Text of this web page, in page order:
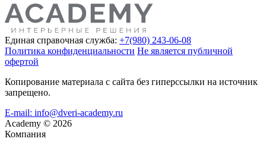
Единая справочная служба: +7(980) 243-06-08
Политика конфиденциальности Не является публичной
офертой
Копирование материала с сайта без гиперссылки на источник
запрещено.
E-mail: info@dveri-academy.ru
Academy © 2026
Компания